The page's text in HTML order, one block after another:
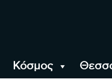
Κόσμος